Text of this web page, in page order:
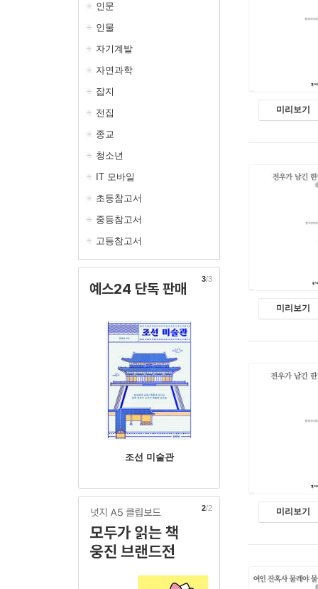
인문
인물
자기계발
자연과학
잡지
전집
종교
청소년
IT 모바일
초등참고서
중등참고서
고등참고서
예스24 단독 판매
조선 미술관
3/3
1/2
미리보기
미리보기
미리보기